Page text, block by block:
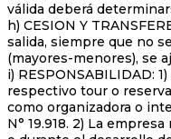
válida deberá
h) CESION Y
salida, siempre que no
(mayores-menores), se
i) RESPONSABILIDAD:
respectivo tour o
como organizadora o
N° 19.918. 2) La